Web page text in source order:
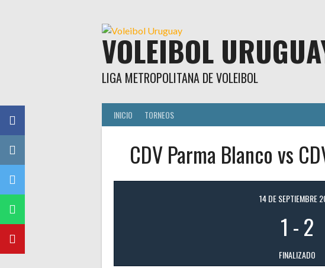
VOLEIBOL
LIGA METROPOLITANA DE VOLEIBOL
INICIO TORNEOS
CDV Parma Blanco vs
14 DE SEPTIEMBRE
1 -2
FINALIZADO